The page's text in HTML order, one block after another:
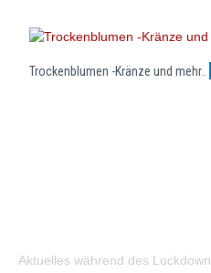
Trockenblumen -Kränze und mehr..
Aktuelles während des Lockdown